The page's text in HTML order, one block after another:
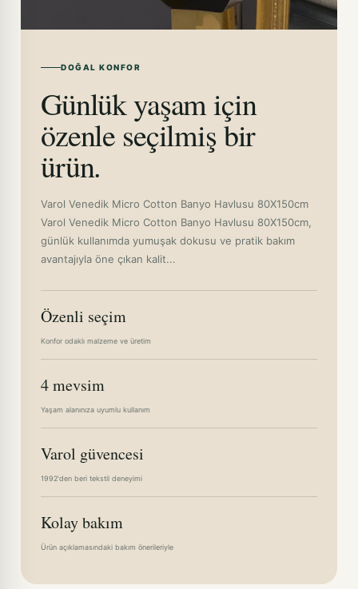
DOĞAL KONFOR
Günlük yaşam için
özenle seçilmiş bir
ürün.
Varol Venedik Micro Cotton Banyo Havlusu 80X150cm
Varol Venedik Micro Cotton Banyo Havlusu 80X150cm,
günlük kullanımda yumuşak dokusu ve pratik bakım
avantajıyla öne çıkan kalit...
Özenli seçim
Konfor odaklı malzeme ve üretim
4 mevsim
Yaşam alanınıza uyumlu kullanım
Varol güvencesi
1992'den beri tekstil deneyimi
Kolay bakım
Ürün açıklamasındaki bakım önerileriyle